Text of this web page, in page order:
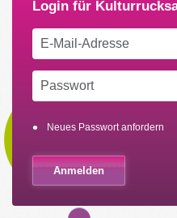
Neues Passwort anfordern